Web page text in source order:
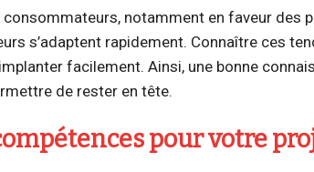
notamment en faveur des
s’adaptent rapidement. Connaître ces
facilement. Ainsi, une bonne
de rester en tête.
pour votre